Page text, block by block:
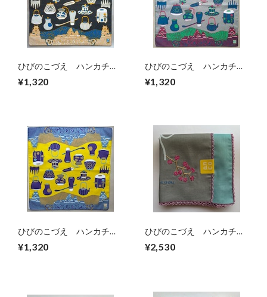
ひびのこづえ ハンカチ
「KUMAMOTO」（チャコ
ール）
¥1,320
ひびのこづえ ハンカチ
「KUMAMOTO」（グレ
ー）
¥1,320
ひびのこづえ ハンカチ
ー）
¥1,320
ひびのこづえ ハンカチ
¥2,530